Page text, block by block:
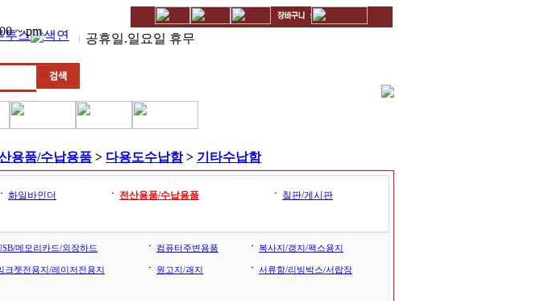
~ pm
공휴일.일요일 휴무
투스
색연
용품/수납용품 > 다용도수납함> 기타수납함
ㆍ 화일바인더 ㆍ 전산용품/수납용품 ㆍ 칠판/게시판
메모리카드/외장하드 ㆍ 컴퓨터주변용품 ㆍ 복사지/갱지/팩스용지
크젯전용지/레이저전용지 ㆍ 원고지/괘지 ㆍ 서류함/리빙박스/서랍장